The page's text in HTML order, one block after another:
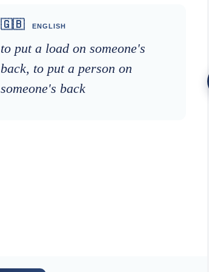
🇬🇧 ENGLISH
to put a load on someone's
back, to put a person on
someone's back